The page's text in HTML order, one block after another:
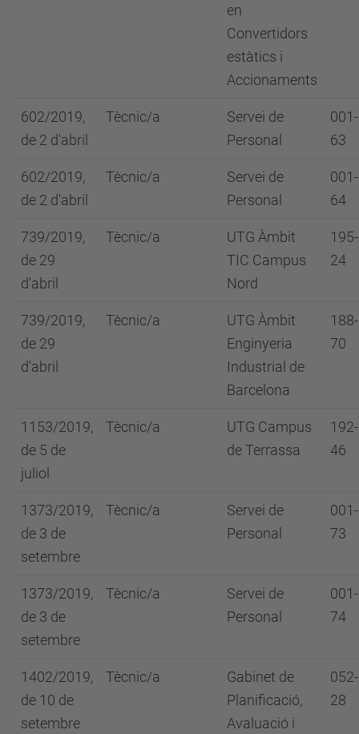
en
Convertidors
estàtics i
Accionaments
602/2019,
de 2 d'abril
Tècnic/a
Servei de
Personal
001-
63
602/2019,
de 2 d'abril
Tècnic/a
Servei de
Personal
001-
64
739/2019,
de 29
d'abril
Tècnic/a
UTG Àmbit
TIC Campus
Nord
195-
24
739/2019,
de 29
d'abril
Tècnic/a
UTG Àmbit
Enginyeria
Industrial de
Barcelona
188-
70
1153/2019,
de 5 de
juliol
Tècnic/a
UTG Campus
de Terrassa
192-
46
1373/2019,
de 3 de
setembre
Tècnic/a
Servei de
Personal
001-
73
1373/2019,
de 3 de
setembre
Tècnic/a
Servei de
Personal
001-
74
1402/2019,
de 10 de
setembre
Tècnic/a
Gabinet de
Planificació,
Avaluació i
052-
28